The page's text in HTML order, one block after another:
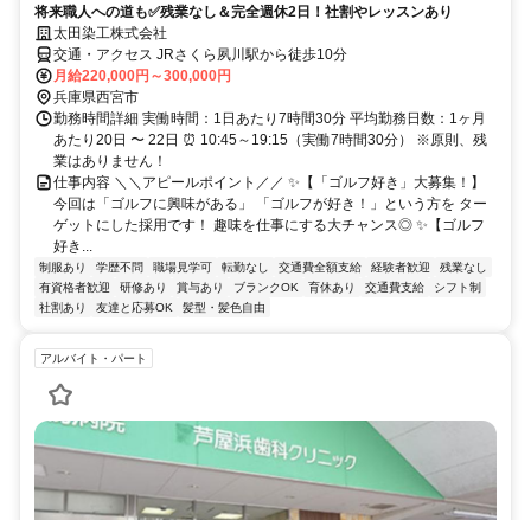
将来職人への道も✅残業なし＆完全週休2日！社割やレッスンあり
太田染工株式会社
交通・アクセス JRさくら夙川駅から徒歩10分
月給220,000円～300,000円
兵庫県西宮市
勤務時間詳細 実働時間：1日あたり7時間30分 平均勤務日数：1ヶ月
あたり20日 〜 22日 ⏰ 10:45～19:15（実働7時間30分） ※原則、残
業はありません！
仕事内容 ＼＼アピールポイント／／ ✨【「ゴルフ好き」大募集！】
今回は「ゴルフに興味がある」 「ゴルフが好き！」という方を ター
ゲットにした採用です！ 趣味を仕事にする大チャンス◎ ✨【ゴルフ
好き...
制服あり 学歴不問 職場見学可 転勤なし 交通費全額支給 経験者歓迎
残業なし
有資格者歓迎
研修あり 賞与あり ブランクOK 育休あり 交通費支給
シフト制
社割あり
友達と応募OK 髪型・髪色自由
アルバイト・パート